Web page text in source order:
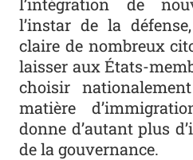
l’instar de la
claire de nombreux
laisser aux États-
choisir
matière
donne d’autant plus
de la gouvernance.